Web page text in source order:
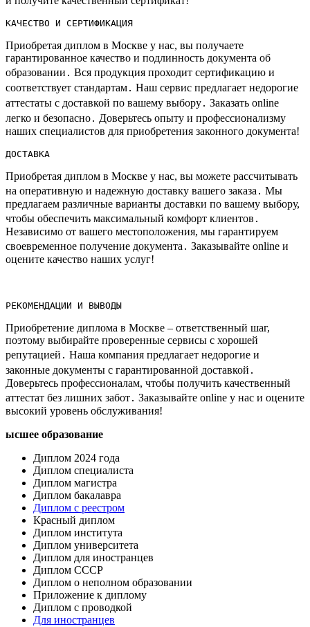
КАЧЕСТВО И СЕРТИФИКАЦИЯ
Приобретая диплом в Москве у нас, вы получаете
гарантированное качество и подлинность документа об
образовании․ Вся продукция проходит сертификацию и
соответствует стандартам․ Наш сервис предлагает недорогие
аттестаты с доставкой по вашему выбору․ Заказать online
легко и безопасно․ Доверьтесь опыту и профессионализму
наших специалистов для приобретения законного документа!​
ДОСТАВКА
Приобретая диплом в Москве у нас, вы можете рассчитывать
на оперативную и надежную доставку вашего заказа․ Мы
предлагаем различные варианты доставки по вашему выбору,
чтобы обеспечить максимальный комфорт клиентов․
Независимо от вашего местоположения, мы гарантируем
своевременное получение документа․ Заказывайте online и
оцените качество наших услуг!​
РЕКОМЕНДАЦИИ И ВЫВОДЫ
Приобретение диплома в Москве – ответственный шаг,
поэтому выбирайте проверенные сервисы с хорошей
репутацией․ Наша компания предлагает недорогие и
законные документы с гарантированной доставкой․
Доверьтесь профессионалам, чтобы получить качественный
аттестат без лишних забот․ Заказывайте online у нас и оцените
высокий уровень обслуживания!​
ысшее образование
Диплом 2024 года
Диплом специалиста
Диплом магистра
Диплом бакалавра
Диплом с реестром
Красный диплом
Диплом института
Диплом университета
Диплом для иностранцев
Диплом СССР
Диплом о неполном образовании
Приложение к диплому
Диплом с проводкой
Для иностранцев